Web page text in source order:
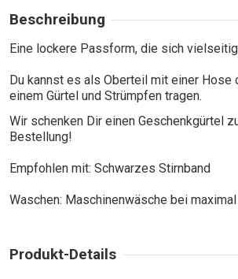
Beschreibung
Eine lockere Passform, die sich
Du kannst es als Oberteil mit einer Hose
einem Gürtel und Strümpfen tragen.
Wir schenken Dir einen Geschenkgürtel
Bestellung!
Empfohlen mit: Schwarzes Stirnband
Waschen: Maschinenwäsche bei
Produkt-Details